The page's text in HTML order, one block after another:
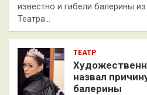
известно и гибели балерины
Театра…
ТЕАТР
назвал
балерины